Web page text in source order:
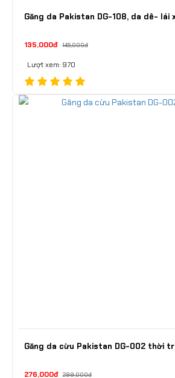
Găng da Pakistan DG-108, da dê- lái
135,000đ 145,000đ
Lượt xem: 970
Găng da cừu Pakistan DG-002 thời
276,000đ 299,000đ